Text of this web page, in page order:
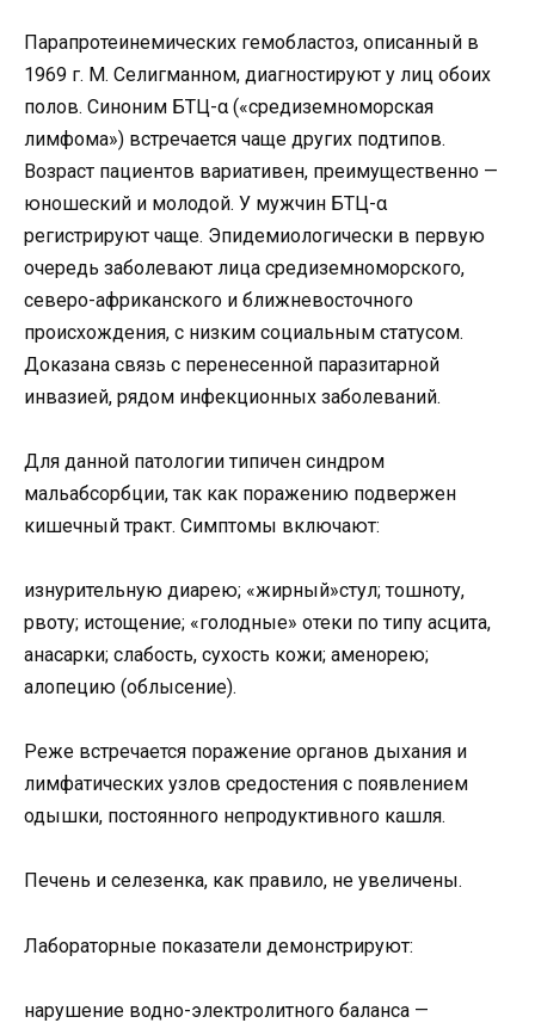
Парапротеинемических гемобластоз, описанный в
1969 г. М. Селигманном, диагностируют у лиц обоих
полов. Синоним БТЦ-α («средиземноморская
лимфома») встречается чаще других подтипов.
Возраст пациентов вариативен, преимущественно —
юношеский и молодой. У мужчин БТЦ-α
регистрируют чаще. Эпидемиологически в первую
очередь заболевают лица средиземноморского,
северо-африканского и ближневосточного
происхождения, с низким социальным статусом.
Доказана связь с перенесенной паразитарной
инвазией, рядом инфекционных заболеваний.
Для данной патологии типичен синдром
мальабсорбции, так как поражению подвержен
кишечный тракт. Симптомы включают:
изнурительную диарею; «жирный»стул; тошноту,
рвоту; истощение; «голодные» отеки по типу асцита,
анасарки; слабость, сухость кожи; аменорею;
алопецию (облысение).
Реже встречается поражение органов дыхания и
лимфатических узлов средостения с появлением
одышки, постоянного непродуктивного кашля.
Печень и селезенка, как правило, не увеличены.
Лабораторные показатели демонстрируют:
нарушение водно-электролитного баланса —